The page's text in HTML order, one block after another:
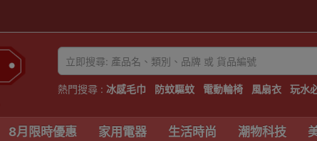
熱門搜尋 : 冰感毛巾 防蚊驅蚊 電動輪椅 風扇衣 玩水
8月限時優惠 家用電器 生活時尚 潮物科技